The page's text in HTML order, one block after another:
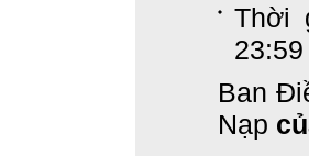
Thời
Ban
Nạp